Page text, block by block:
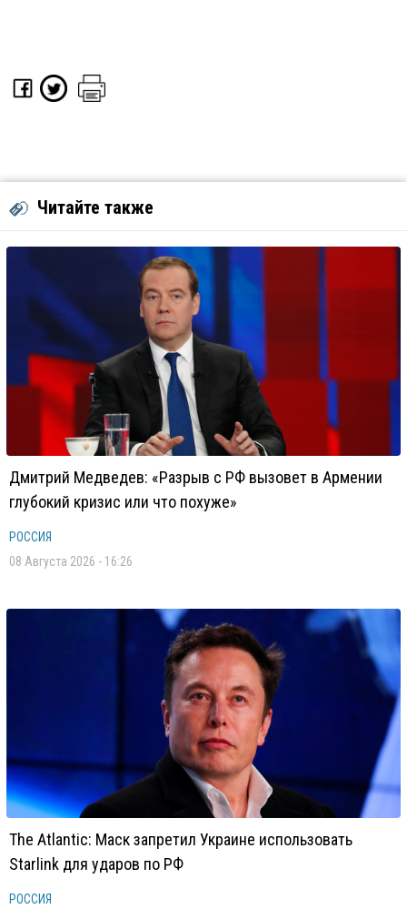
Читайте также
Дмитрий Медведев: «Разрыв с РФ вызовет в Армении
глубокий кризис или что похуже»
РОССИЯ
08 Августа 2026 - 16:26
The Atlantic: Маск запретил Украине использовать
Starlink для ударов по РФ
РОССИЯ